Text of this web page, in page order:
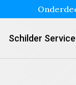
Schilder